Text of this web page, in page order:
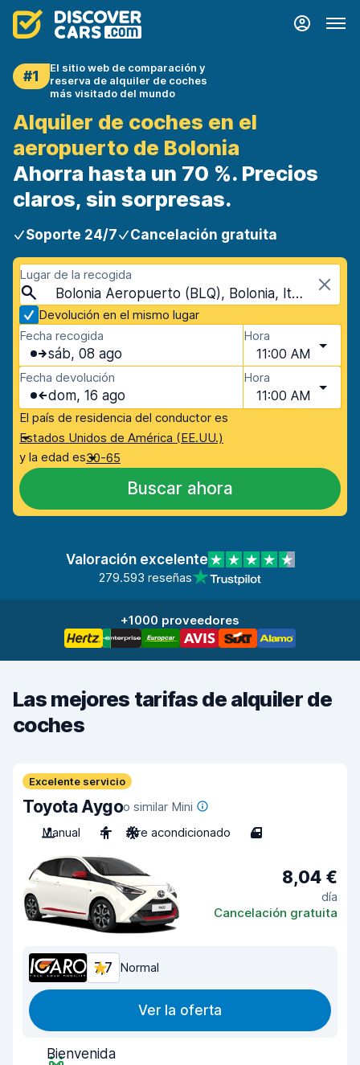
#1
El sitio web de comparación y
reserva de alquiler de coches
más visitado del mundo
Alquiler de coches en el
aeropuerto de Bolonia
Ahorra hasta un 70 %. Precios
claros, sin sorpresas.
Soporte 24/7 Cancelación gratuita
Lugar de la recogida
Bolonia Aeropuerto (BLQ), Bolonia, Italia
Devolución en el mismo lugar
Fecha recogida
sáb, 08 ago
Hora
11:00 AM
Fecha devolución
dom, 16 ago
Hora
11:00 AM
El país de residencia del conductor es
Estados Unidos de América (EE.UU.)
y la edad es30-65
Buscar ahora
Valoración excelente
279.593 reseñas
+1000 proveedores
Las mejores tarifas de alquiler de
coches
Excelente servicio
Toyota Aygoo similar Mini
Manual
4 Aire acondicionado 4
8,04 €
día
Cancelación gratuita
7,7 Normal
Ver la oferta
Bienvenida